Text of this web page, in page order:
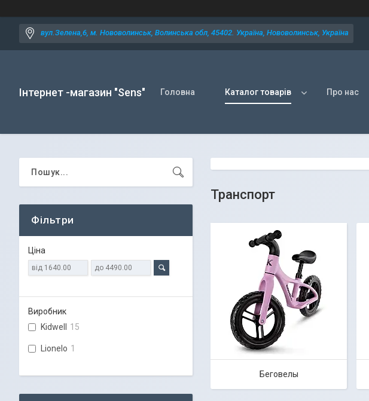
вул.Зелена,6, м. Нововолинськ, Волинська обл, 45402. Україна, Нововолинськ, Україна
Інтернет -магазин "Sens" Головна Каталог товарів Про нас
Транспорт
Беговелы
Фільтри
Ціна
Виробник
Kidwell
15
Lionelo 1